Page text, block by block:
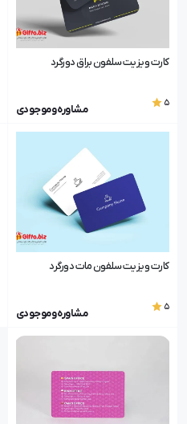
کارت ویزیت سلفون براق دورگرد
5 مشاوره و موجودی
کارت ویزیت سلفون مات دورگرد
5 مشاوره و موجودی